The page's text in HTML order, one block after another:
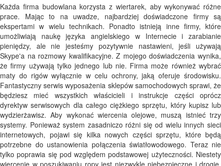
Każda firma budowlana korzysta z wiertarek, aby wykonywać różne
prace. Mając to na uwadze, najbardziej doświadczone firmy są
ekspertami w wielu technikach. Ponadto istnieją inne firmy, które
umożliwiają naukę języka angielskiego w Internecie i zarabianie
pieniędzy, ale nie jesteśmy pozytywnie nastawieni, jeśli używają
Skype'a na rozmowy kwalifikacyjne. Z mojego doświadczenia wynika,
że ​​firmy używają tylko jednego lub nie. Firma może również wybrać
maty do rigów wyłącznie w celu ochrony, jaką oferuje środowisku.
Fantastyczny serwis wyposażenia sklepów samochodowych sprawi, że
będziesz mieć wszystkich właścicieli i instrukcje części oprócz
dyrektyw serwisowych dla całego ciężkiego sprzętu, który kupisz lub
wydzierżawisz. Aby wykonać wiercenia olejowe, muszą istnieć trzy
systemy. Ponieważ system zasadniczo różni się od wielu innych sieci
internetowych, pojawi się kilka nowych części sprzętu, które będą
potrzebne do ustanowienia połączenia światłowodowego. Teraz nie
tylko poprawia się pod względem podstawowej użyteczności. Niestety